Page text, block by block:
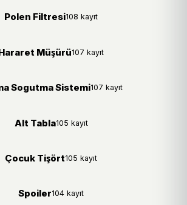
Polen Filtresi108 kayıt
Müşürü107 kayıt
Sogutma Sistemi107 kayıt
Alt Tabla105 kayıt
Çocuk Tişört105 kayıt
Spoiler104 kayıt